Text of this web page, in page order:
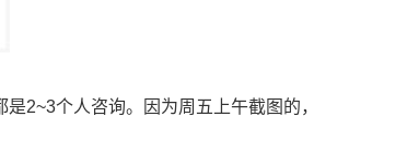
2~3个人咨询。因为周五上午截图的，